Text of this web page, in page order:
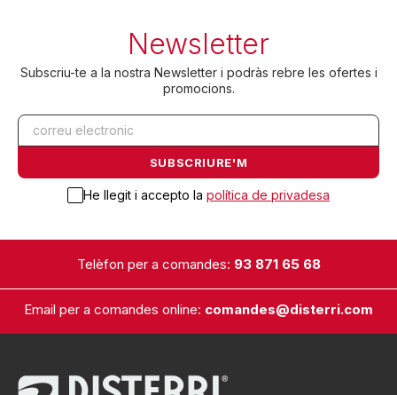
Newsletter
Subscriu-te a la nostra Newsletter i podràs rebre les ofertes i
promocions.
He llegit i accepto la política de privadesa
Telèfon per a comandes: 93 871 65 68
Email per a comandes online: comandes@disterri.com